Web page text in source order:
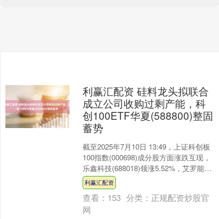
利赢汇配资 硅料龙头拟联合
成立公司收购过剩产能，科
创100ETF华夏(588800)整固
蓄势
截至2025年7月10日 13:49，上证科创板
100指数(000698)成分股方面涨跌互现，
乐鑫科技(688018)领涨5.52%，艾罗能源
(688717)上....
利赢汇配资
查看： 153 分类： 正规配资炒股官
网